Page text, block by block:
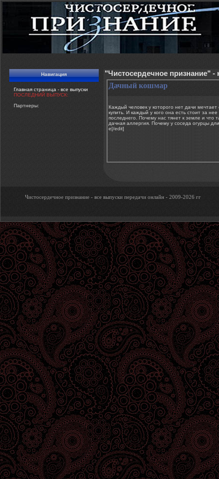
Навигация
Главная страница - все выпуски
ПОСЛЕДНИЙ ВЫПУСК:
Партнеры:
"Чистосердечное признание"
Дачный кошмар
Каждый человек у которого нет дачи мечтает
купить. И каждый у кого она есть стоит за нее
последнего. Почему нас тянет к земле и что
дачная аллергия. Почему у соседа огурцы
e[/edit]
Чистосердечное признание - все выпуски передачи онлайн - 2009-2026 гг